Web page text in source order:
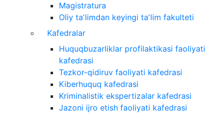
Magistratura
Oliy taʼlimdan keyingi taʼlim fakulteti
Kafedralar
Huquqbuzarliklar profilaktikasi faoliyati
kafedrasi
Tezkor-qidiruv faoliyati kafedrasi
Kiberhuquq kafedrasi
Kriminalistik ekspertizalar kafedrasi
Jazoni ijro etish faoliyati kafedrasi